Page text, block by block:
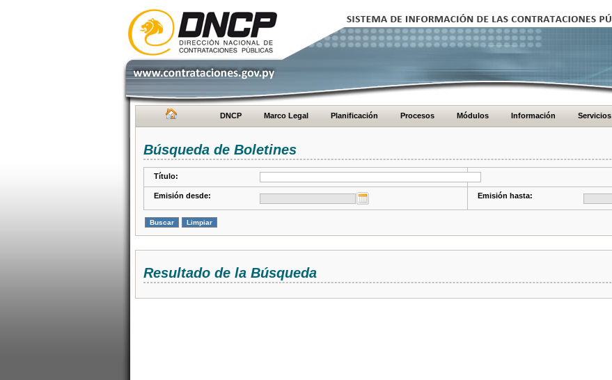
DNCP Marco Legal Planificación Procesos Módulos Información Servicios
Búsqueda de Boletines
Título:
Emisión desde: Emisión hasta:
Resultado de la Búsqueda